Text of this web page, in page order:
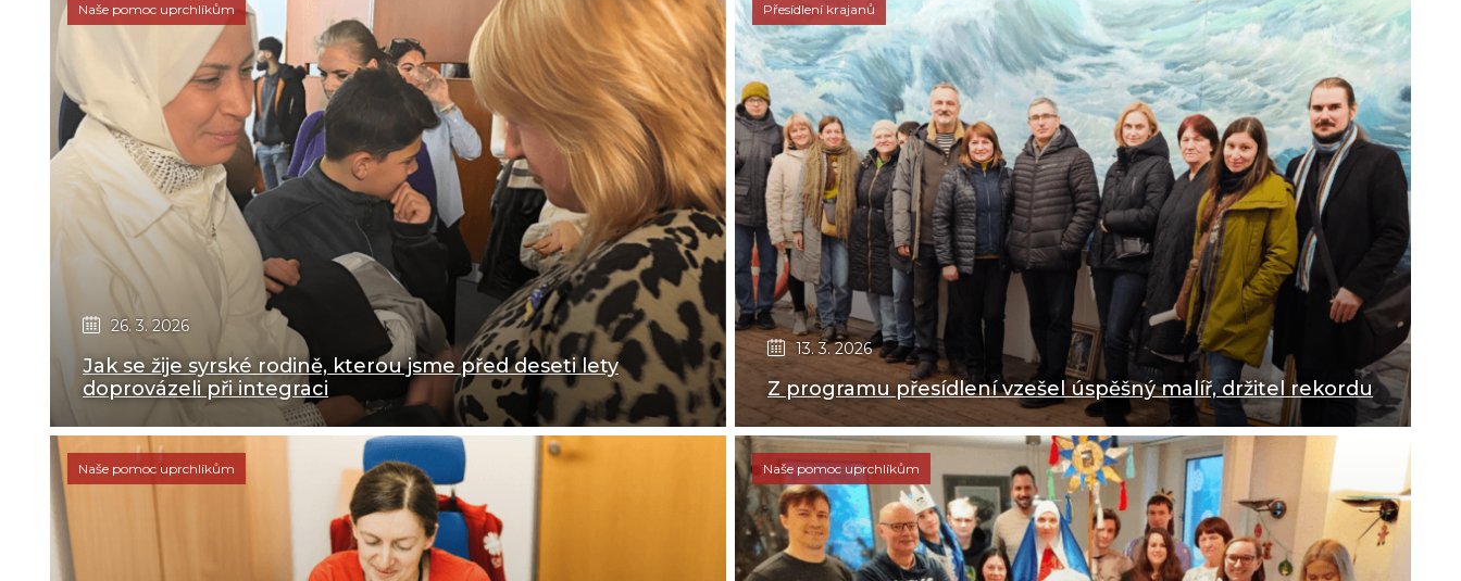
Naše pomoc uprchlíkům
26. 3. 2026
Jak se žije syrské rodině, kterou jsme před deseti lety
doprovázeli při integraci
Přesídlení krajanů
13. 3. 2026
Z programu přesídlení vzešel úspěšný malíř, držitel rekordu
Naše pomoc uprchlíkům Naše pomoc uprchlíkům